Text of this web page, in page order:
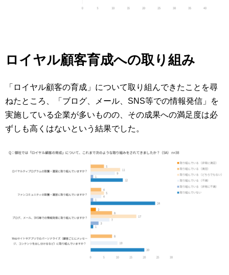
ロイヤル顧客育成への取り組み
「ロイヤル顧客の育成」について取り組んできたことを尋
ねたところ、「ブログ、メール、SNS等での情報発信」を
実施している企業が多いものの、その成果への満足度は必
ずしも高くはないという結果でした。